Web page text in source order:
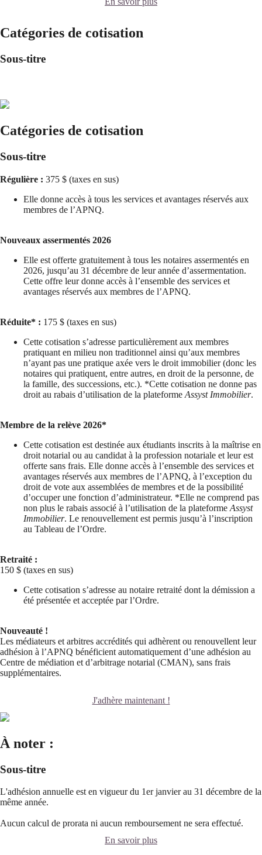
Catégories de cotisation
Sous-titre
Catégories de cotisation
Sous-titre
Régulière : 375 $ (taxes en sus)
Elle donne accès à tous les services et avantages réservés aux
membres de l’APNQ.
Nouveaux assermentés 2026
Elle est offerte gratuitement à tous les notaires assermentés en
2026, jusqu’au 31 décembre de leur année d’assermentation.
Cette offre leur donne accès à l’ensemble des services et
avantages réservés aux membres de l’APNQ.
Réduite* : 175 $ (taxes en sus)
Cette cotisation s’adresse particulièrement aux membres
pratiquant en milieu non traditionnel ainsi qu’aux membres
n’ayant pas une pratique axée vers le droit immobilier (donc les
notaires qui pratiquent, entre autres, en droit de la personne, de
la famille, des successions, etc.). *Cette cotisation ne donne pas
droit au rabais d’utilisation de la plateforme Assyst Immobilier.
Membre de la relève 2026*
Cette cotisation est destinée aux étudiants inscrits à la maîtrise en
droit notarial ou au candidat à la profession notariale et leur est
offerte sans frais. Elle donne accès à l’ensemble des services et
avantages réservés aux membres de l’APNQ, à l’exception du
droit de vote aux assemblées de membres et de la possibilité
d’occuper une fonction d’administrateur. *Elle ne comprend pas
non plus le rabais associé à l’utilisation de la plateforme Assyst
Immobilier. Le renouvellement est permis jusqu’à l’inscription
au Tableau de l’Ordre.
Retraité :
150 $ (taxes en sus)
Cette cotisation s’adresse au notaire retraité dont la démission a
été présentée et acceptée par l’Ordre.
Nouveauté !
Les médiateurs et arbitres accrédités qui adhèrent ou renouvellent leur
adhésion à l’APNQ bénéficient automatiquement d’une adhésion au
Centre de médiation et d’arbitrage notarial (CMAN), sans frais
supplémentaires.
J'adhère maintenant !
À noter :
Sous-titre
L'adhésion annuelle est en vigueur du 1er janvier au 31 décembre de la
même année.
Aucun calcul de prorata ni aucun remboursement ne sera effectué.
En savoir plus